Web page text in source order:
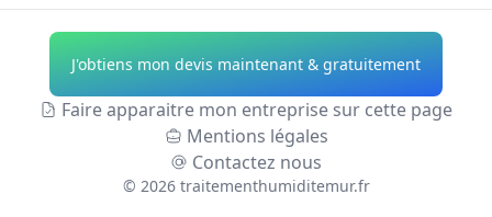
Traitement
d'Humidité des
MursSaint-Maurice-
de-Beynost
Traitement
Traitement
d'Humidité des
Murs Allier
Traitement
d'Humidité des
MursAlpes-de-
J'obtiens mon devis maintenant & gratuitement
Faire apparaitre mon entreprise sur cette page
Mentions légales
Contactez nous
© 2026 traitementhumiditemur.fr